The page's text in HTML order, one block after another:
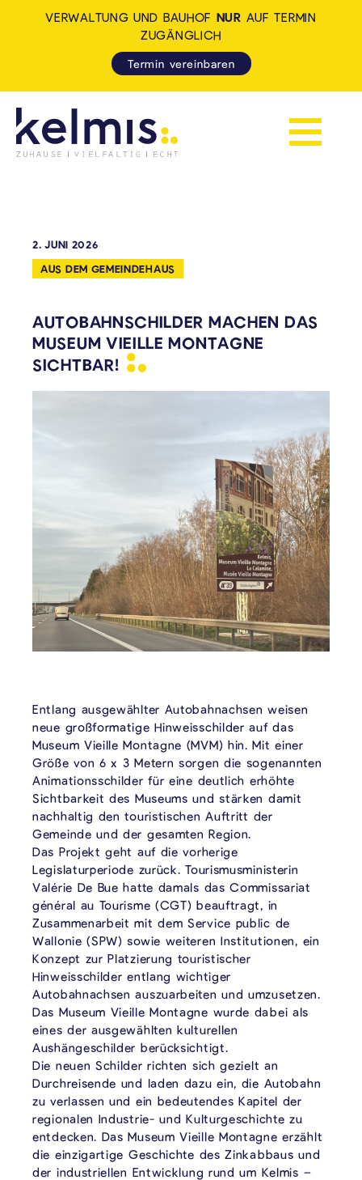
Navigation
VERWALTUNG UND BAUHOF NUR AUF TERMIN
ZUGÄNGLICH
Termin vereinbaren
2. JUNI 2026
AUS DEM GEMEINDEHAUS
AUTOBAHNSCHILDER MACHEN DAS
MUSEUM VIEILLE MONTAGNE
SICHTBAR!
Entlang ausgewählter Autobahnachsen weisen
neue großformatige Hinweisschilder auf das
Museum Vieille Montagne (MVM) hin. Mit einer
Größe von 6 x 3 Metern sorgen die sogenannten
Animationsschilder für eine deutlich erhöhte
Sichtbarkeit des Museums und stärken damit
nachhaltig den touristischen Auftritt der
Gemeinde und der gesamten Region.
Das Projekt geht auf die vorherige
Legislaturperiode zurück. Tourismusministerin
Valérie De Bue hatte damals das Commissariat
général au Tourisme (CGT) beauftragt, in
Zusammenarbeit mit dem Service public de
Wallonie (SPW) sowie weiteren Institutionen, ein
Konzept zur Platzierung touristischer
Hinweisschilder entlang wichtiger
Autobahnachsen auszuarbeiten und umzusetzen.
Das Museum Vieille Montagne wurde dabei als
eines der ausgewählten kulturellen
Aushängeschilder berücksichtigt.
Die neuen Schilder richten sich gezielt an
Durchreisende und laden dazu ein, die Autobahn
zu verlassen und ein bedeutendes Kapitel der
regionalen Industrie- und Kulturgeschichte zu
entdecken. Das Museum Vieille Montagne erzählt
die einzigartige Geschichte des Zinkabbaus und
der industriellen Entwicklung rund um Kelmis –